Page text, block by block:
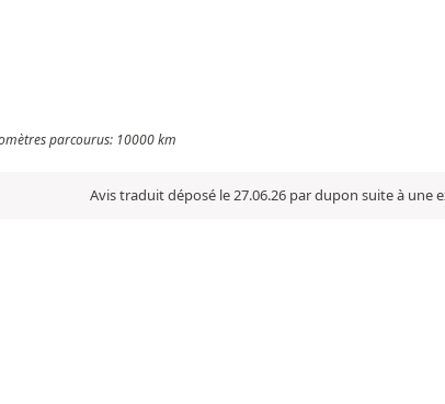
parcourus: 10000 km
Avis traduit déposé le 27.06.26 par dupon suite à une